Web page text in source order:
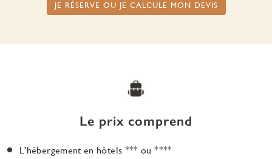
JE RÉSERVE OU JE CALCULE MON DEVIS
Le prix comprend
L'hébergement en hôtels *** ou ****